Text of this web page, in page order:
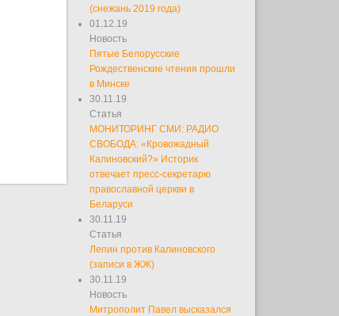
(снежань 2019 года)
01.12.19
Новость
Пятые Белорусские
Рождественские чтения прошли
в Минске
30.11.19
Статья
МОНИТОРИНГ СМИ: РАДИО
СВОБОДА: «Кровожадный
Калиновский?» Историк
отвечает пресс-секретарю
православной церкви в
Беларуси
30.11.19
Статья
Лепин против Калиновского
(записи в ЖЖ)
30.11.19
Новость
Митрополит Павел высказался